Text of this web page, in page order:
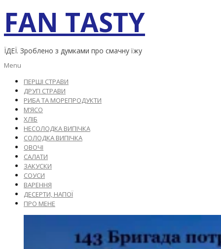
content
FAN TASTY
ЇДЕЇ. Зроблено з думками про смачну їжу
Primary
Menu
Menu
ПЕРШІ СТРАВИ
ДРУГІ СТРАВИ
РИБА ТА МОРЕПРОДУКТИ
М’ЯСО
ХЛІБ
НЕСОЛОДКА ВИПІЧКА
СОЛОДКА ВИПІЧКА
ОВОЧІ
САЛАТИ
ЗАКУСКИ
СОУСИ
ВАРЕННЯ
ДЕСЕРТИ, НАПОЇ
ПРО МЕНЕ